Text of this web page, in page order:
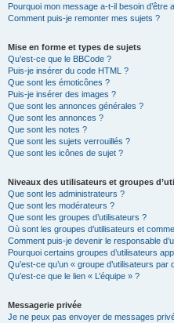
Pourquoi mon message a-t-il besoin d’être
Comment puis-je remonter mes sujets ?
Mise en forme et types de sujets
Qu’est-ce que le BBCode ?
Puis-je insérer du code HTML ?
Que sont les émoticônes ?
Puis-je insérer des images ?
Que sont les annonces générales ?
Que sont les annonces ?
Que sont les notes ?
Que sont les sujets verrouillés ?
Que sont les icônes de sujet ?
Niveaux des utilisateurs et groupes
Que sont les administrateurs ?
Que sont les modérateurs ?
Que sont les groupes d’utilisateurs ?
Où sont les groupes d’utilisateurs et
Comment puis-je devenir le responsable
Pourquoi certains groupes d’utilisateurs
Qu’est-ce qu’un « groupe d’utilisateurs par
Qu’est-ce que le lien « L’équipe » ?
Messagerie privée
Je ne peux pas envoyer de messages